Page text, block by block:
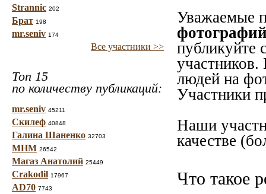
Strannic 202
Брат 198
mr.seniv 174
Все участники >>
Топ 15
по количеству публикаций:
mr.seniv 45211
Скилеф 40848
Галина Шаненко 32703
МНМ 26542
Магаз Анатолий 25449
Crakodil 17967
AD70 7743
Уважаемые
публикуйте
людей на
Участники
Наши
качестве
Что такое